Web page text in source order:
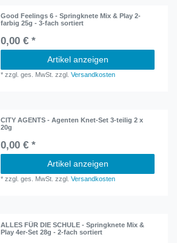
Good Feelings 6 - Springknete Mix & Play 2-
farbig 25g - 3-fach sortiert
0,00 € *
Artikel anzeigen
*zzgl. ges. MwSt. zzgl.Versandkosten
CITY AGENTS - Agenten Knet-Set 3-teilig 2 x
20g
0,00 € *
Artikel anzeigen
*zzgl. ges. MwSt. zzgl.Versandkosten
ALLES FÜR DIE SCHULE - Springknete Mix &
Play 4er-Set 28g - 2-fach sortiert